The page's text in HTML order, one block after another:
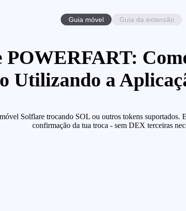
Guia móvel Guia da extensão
POWERFART:
Utilizando a
Solflare trocando SOL ou outros tokens suportados.
confirmação da tua troca - sem DEX terceiras